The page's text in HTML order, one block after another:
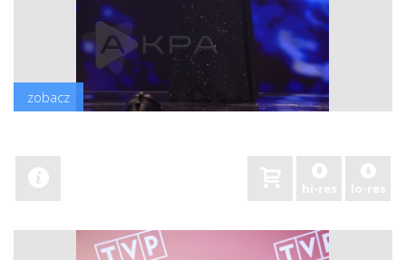
zobacz
hi-res lo-res